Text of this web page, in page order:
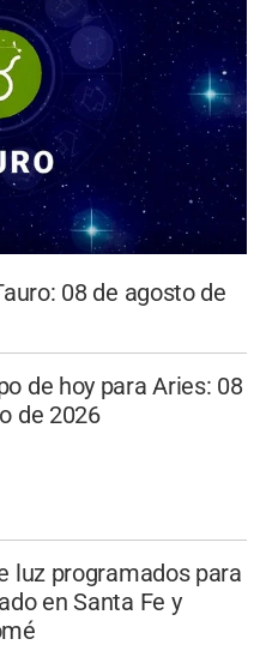
08 de agosto de
de hoy para Aries: 08
de 2026
luz programados para
en Santa Fe y